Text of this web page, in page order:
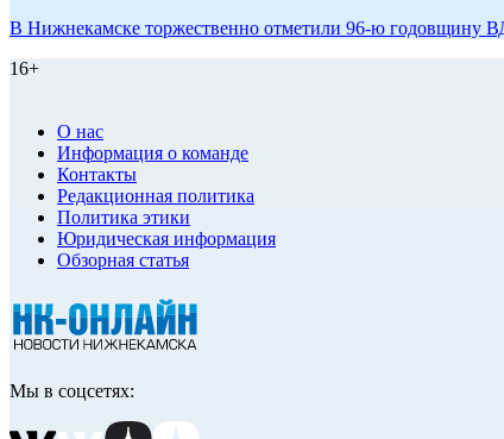
В Нижнекамске торжественно отметили 96-ю годовщину
16+
О нас
Информация о команде
Контакты
Редакционная политика
Политика этики
Юридическая информация
Обзорная статья
Мы в соцсетях: